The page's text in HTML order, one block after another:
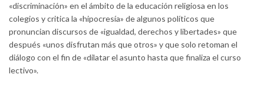
«discriminación» en el ámbito de la educación religiosa en los
colegios y critica la «hipocresía» de algunos políticos que
pronuncian discursos de «igualdad, derechos y libertades» que
después «unos disfrutan más que otros» y que solo retoman el
diálogo con el fin de «dilatar el asunto hasta que finaliza el curso
lectivo».